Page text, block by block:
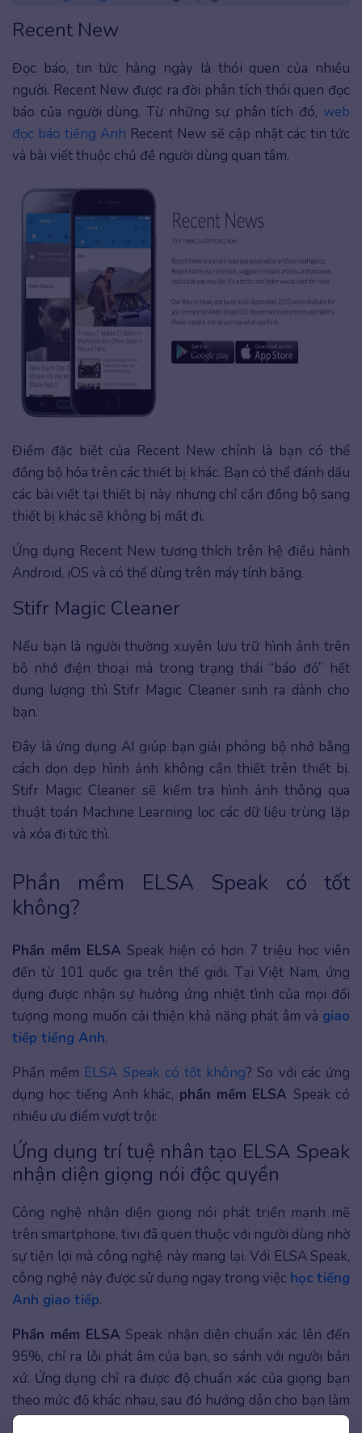
Recent New
Đọc báo, tin tức hàng ngày là thói quen của nhiều
người. Recent New được ra đời phân tích thói quen đọc
báo của người dùng. Từ những sự phân tích đó, web
đọc báo tiếng Anh Recent New sẽ cập nhật các tin tức
và bài viết thuộc chủ đề người dùng quan tâm.
Điểm đặc biệt của Recent New chính là bạn có thể
đồng bộ hóa trên các thiết bị khác. Bạn có thể đánh dấu
các bài viết tại thiết bị này nhưng chỉ cần đồng bộ sang
thiết bị khác sẽ không bị mất đi.
Ứng dụng Recent New tương thích trên hệ điều hành
Android, iOS và có thể dùng trên máy tính bảng.
Stifr Magic Cleaner
Nếu bạn là người thường xuyên lưu trữ hình ảnh trên
bộ nhớ điện thoại mà trong trạng thái “báo đỏ” hết
dung lượng thì Stifr Magic Cleaner sinh ra dành cho
bạn.
Đây là ứng dụng AI giúp bạn giải phóng bộ nhớ bằng
cách dọn dẹp hình ảnh không cần thiết trên thiết bị.
Stifr Magic Cleaner sẽ kiểm tra hình ảnh thông qua
thuật toán Machine Learning lọc các dữ liệu trùng lặp
và xóa đi tức thì.
Phần mềm ELSA Speak có tốt
không?
Phần mềm ELSA Speak hiện có hơn 7 triệu học viên
đến từ 101 quốc gia trên thế giới. Tại Việt Nam, ứng
dụng được nhận sự hưởng ứng nhiệt tình của mọi đối
tượng mong muốn cải thiện khả năng phát âm và giao
tiếp tiếng Anh.
Phần mềm ELSA Speak có tốt không? So với các ứng
dụng học tiếng Anh khác, phần mềm ELSA Speak có
nhiều ưu điểm vượt trội:
Ứng dụng trí tuệ nhân tạo ELSA Speak
nhận diện giọng nói độc quyền
Công nghệ nhận diện giọng nói phát triển mạnh mẽ
trên smartphone, tivi đã quen thuộc với người dùng nhờ
sự tiện lợi mà công nghệ này mang lại. Với ELSA Speak,
công nghệ này được sử dụng ngay trong việc học tiếng
Anh giao tiếp.
Phần mềm ELSA Speak nhận diện chuẩn xác lên đến
95%, chỉ ra lỗi phát âm của bạn, so sánh với người bản
xứ. Ứng dụng chỉ ra được độ chuẩn xác của giọng bạn
theo mức độ khác nhau, sau đó hướng dẫn cho bạn làm
thế nào để cải thiện được.